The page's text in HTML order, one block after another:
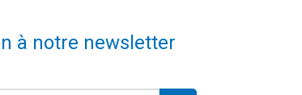
à notre newsletter